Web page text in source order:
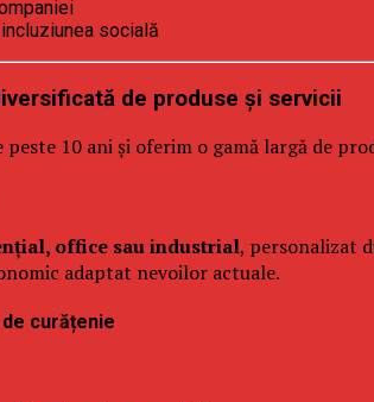
socială
de produse și servicii
peste 10 ani și oferim o gamă largă de
office sau industrial, personalizat
adaptat nevoilor actuale.
curățenie